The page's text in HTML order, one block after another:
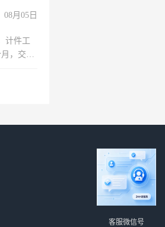
08月05日
计件工
，交五
客服微信号